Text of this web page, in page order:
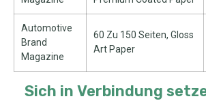
Automotive
Brand
Magazine
60 Zu 150 Seiten, Gloss
Art Paper
Sich in Verbindung